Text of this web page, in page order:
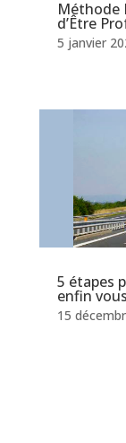
Méthode
d’Être
5 janvier
5 étapes
enfin
15